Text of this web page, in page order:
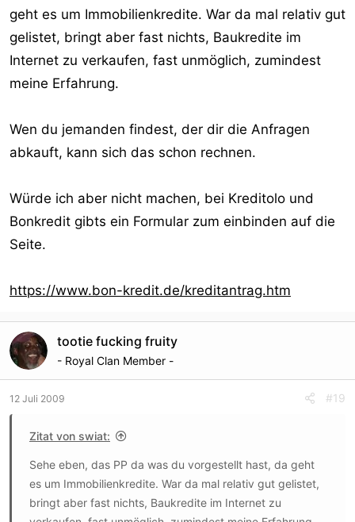
Weil da sammeln sie schön die Daten, und haben dann
mannigfaltige Gründe die Provision wieder zu stornieren ..
Bisherige Stornoquote da: 88% lol?
Normal ist Superclix super, aber sowas ... Frage an die
bauen, das schön zu gestalten, und die Anfragen zu
"verkaufen"?
geht es um Immobilienkredite. War da mal relativ gut
gelistet, bringt aber fast nichts, Baukredite im
Internet zu verkaufen, fast unmöglich, zumindest
meine Erfahrung.
Wen du jemanden findest, der dir die Anfragen
abkauft, kann sich das schon rechnen.
Würde ich aber nicht machen, bei Kreditolo und
Bonkredit gibts ein Formular zum einbinden auf die
Seite.
https://www.bon-kredit.de/kreditantrag.htm
tootie fucking fruity
- Royal Clan Member -
12 Juli 2009 #19
Zitat von swiat:
Sehe eben, das PP da was du vorgestellt hast, da geht
es um Immobilienkredite. War da mal relativ gut gelistet,
bringt aber fast nichts, Baukredite im Internet zu